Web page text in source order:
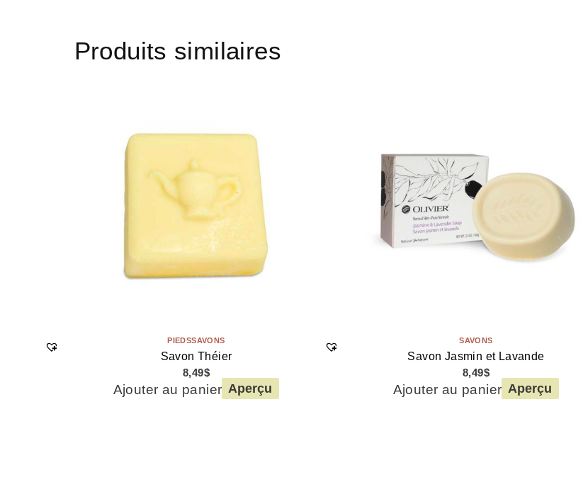
Produits similaires
PIEDSSAVONS
Savon Théier
8,49$
Ajouter au panier Aperçu
SAVONS
Savon Jasmin et Lavande
8,49$
Ajouter au panier Aperçu